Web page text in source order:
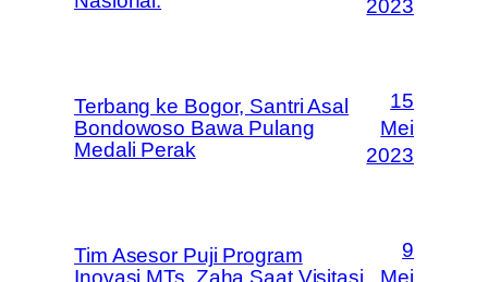
2023
Terbang ke Bogor, Santri Asal
Bondowoso Bawa Pulang
Medali Perak
15
Mei
2023
Tim Asesor Puji Program
Inovasi MTs. Zaha Saat Visitasi
9